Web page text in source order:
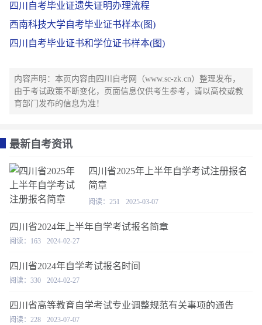
四川自考毕业证遗失证明办理流程
西南科技大学自考毕业证书样本(图)
四川自考毕业证书和学位证书样本(图)
内容声明：本页内容由四川自考网（www.sc-zk.cn）整理发布，
由于考试政策不断变化，页面信息仅供考生参考，请以高校或教
育部门发布的信息为准！
最新自考资讯
四川省2025年上半年自学考试注册报名
简章
阅读：251 2025-03-07
四川省2024年上半年自学考试报名简章
阅读：163 2024-02-27
四川省2024年自学考试报名时间
阅读：330 2024-02-27
四川省高等教育自学考试专业调整规范有关事项的通告
阅读：228 2023-07-07